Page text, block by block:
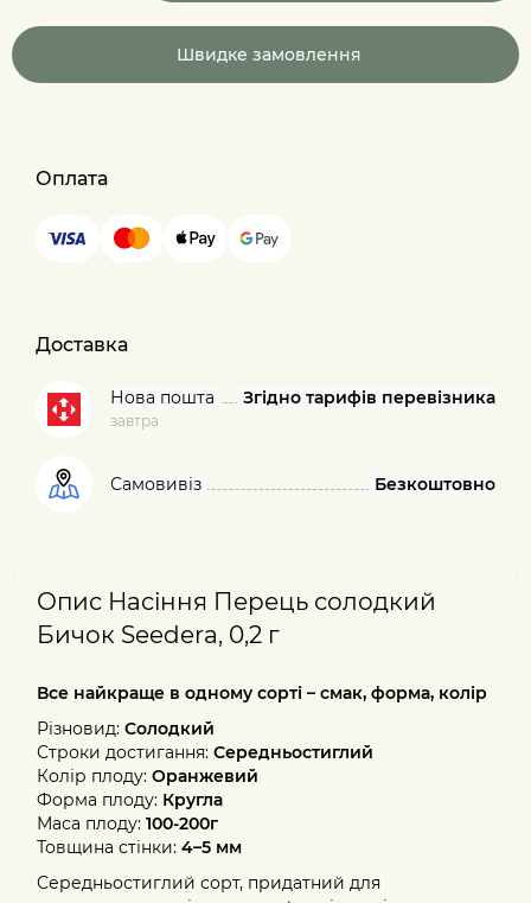
Швидке замовлення
Оплата
Доставка
Нова пошта
завтра
Згідно тарифів перевізника
Самовивіз Безкоштовно
Опис Насіння Перець солодкий
Бичок Seedera, 0,2 г
Все найкраще в одному сорті – смак, форма, колір
Різновид: Солодкий
Строки достигання: Середньостиглий
Колір плоду: Оранжевий
Форма плоду: Кругла
Маса плоду: 100-200г
Товщина стінки: 4–5 мм
Середньостиглий сорт, придатний для